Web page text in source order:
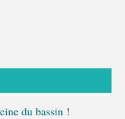
du bassin !